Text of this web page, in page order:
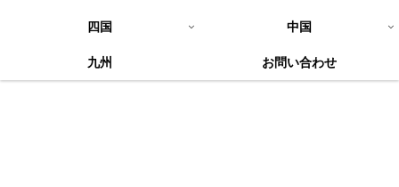
四国 中国
九州 お問い合わせ